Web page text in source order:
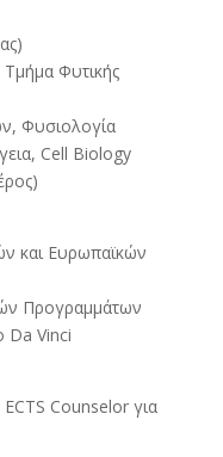
Φυτικής
Φυσιολογία
Cell Biology
και Ευρωπαϊκών
Προγραμμάτων
Da Vinci
Counselor για